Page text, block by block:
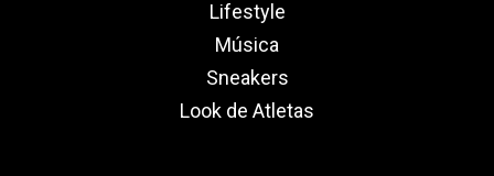
Lifestyle
Música
Sneakers
Look de Atletas